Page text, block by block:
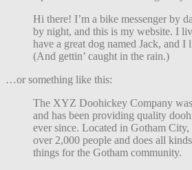
Hi there! I’m a bike messenger by
by night, and this is my website. I
have a great dog named Jack, and I
(And gettin’ caught in the rain.)
…or something like this:
The XYZ Doohickey Company
and has been providing quality
ever since. Located in Gotham
over 2,000 people and does all
things for the Gotham community.